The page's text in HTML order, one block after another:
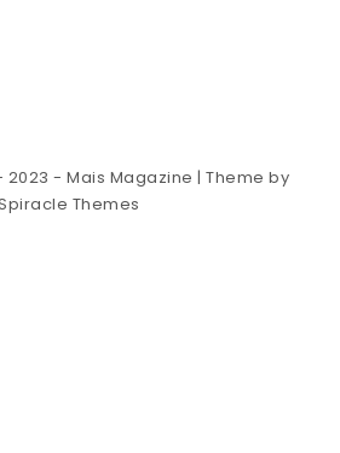
2023 - Mais Magazine | Theme by
Themes